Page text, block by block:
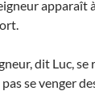
apparaît
dit Luc,
se venger